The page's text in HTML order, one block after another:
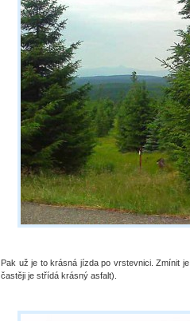
Pak už je to krásná jízda po vrstevnici. Zmínit
častěji je střídá krásný asfalt).